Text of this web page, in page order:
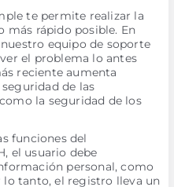
te permite realizar la
más rápido posible. En
equipo de soporte
el problema lo antes
reciente aumenta
de las
la seguridad de los
funciones del
el usuario debe
personal, como
lo tanto, el registro lleva un